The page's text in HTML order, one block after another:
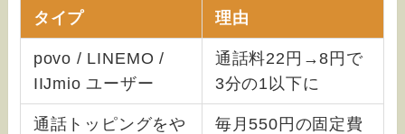
タイプ 理由
povo / LINEMO /
IIJmio ユーザー
通話料22円→8円で
3分の1以下に
通話トッピングをや
毎月550円の固定費